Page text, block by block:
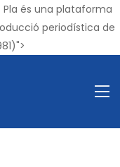
Pla és una plataforma
periodística de